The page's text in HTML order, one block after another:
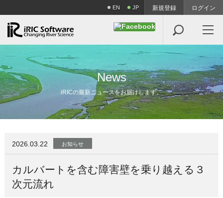
EN JP 新規登録 ログイン

News
iRICの最新ニュースをお届けします。
2026.03.22 お知らせ
カルバートを含む障害壁を乗り越える３
次元流れ